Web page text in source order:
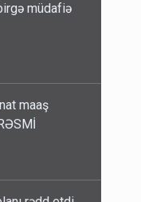
müdafiə
maaş